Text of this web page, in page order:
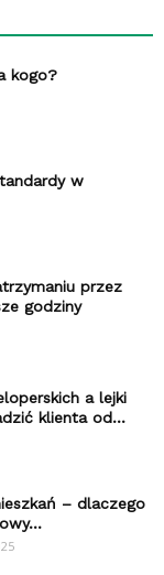
kogo?
w
przez
godziny
a lejki
klienta od...
– dlaczego